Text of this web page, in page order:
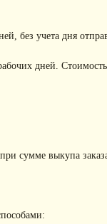
без учета дня
дней.
сумме выкупа